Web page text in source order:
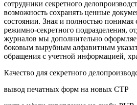
сотрудники секретного
возможность сохранять ценные
состоянии. Зная и полностью
режимно-секретного подразделения,
журналов мы дополнительно
боковым вырубным алфавитным
обращения с учетной информацией,
Качество для секретного
вывод печатных форм на новых CTP